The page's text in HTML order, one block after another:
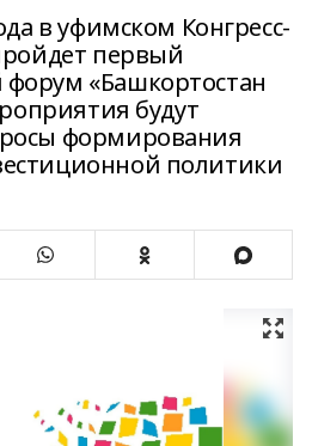
в уфимском Конгресс-
первый
«Башкортостан
будут
формирования
политики